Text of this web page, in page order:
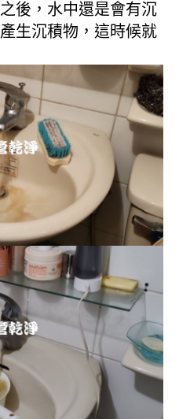
後，水中還是會有沉
生沉積物，這時候就